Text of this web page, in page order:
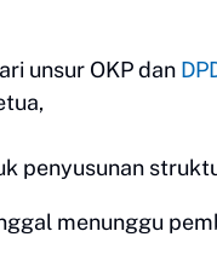
unsur OKP dan
penyusunan
menunggu